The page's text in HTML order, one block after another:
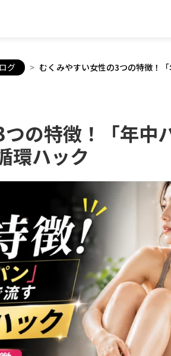
グ > むくみやすい女性の3つの特徴！
の特徴！「年中
環ハック